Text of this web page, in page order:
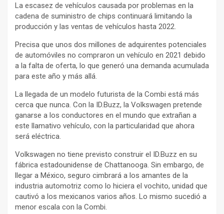
La escasez de vehículos causada por problemas en la
cadena de suministro de chips continuará limitando la
producción y las ventas de vehículos hasta 2022.
Precisa que unos dos millones de adquirentes potenciales
de automóviles no compraron un vehículo en 2021 debido
a la falta de oferta, lo que generó una demanda acumulada
para este año y más allá.
La llegada de un modelo futurista de la Combi está más
cerca que nunca. Con la ID.Buzz, la Volkswagen pretende
ganarse a los conductores en el mundo que extrañan a
este llamativo vehículo, con la particularidad que ahora
será eléctrica.
Volkswagen no tiene previsto construir el ID.Buzz en su
fábrica estadounidense de Chattanooga. Sin embargo, de
llegar a México, seguro cimbrará a los amantes de la
industria automotriz como lo hiciera el vochito, unidad que
cautivó a los mexicanos varios años. Lo mismo sucedió a
menor escala con la Combi.